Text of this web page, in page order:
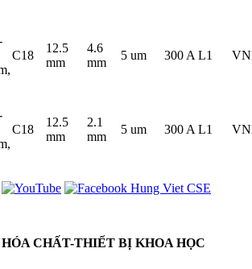
C18
12.5
mm
4.6
mm
5 um 300 A L1
C18
12.5
mm
2.1
mm
5 um 300 A L1
CHẤT-THIẾT BỊ KHOA HỌC